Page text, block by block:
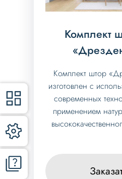
Комплект
Комплект штор
изготовлен с
современных
применением